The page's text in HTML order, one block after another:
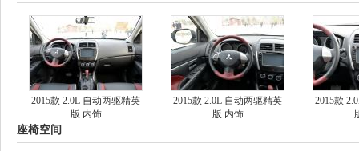
2015款 2.0L 自动两驱精英
版 内饰
2015款 2.0L 自动两驱精英
版 内饰
2015款
座椅空间